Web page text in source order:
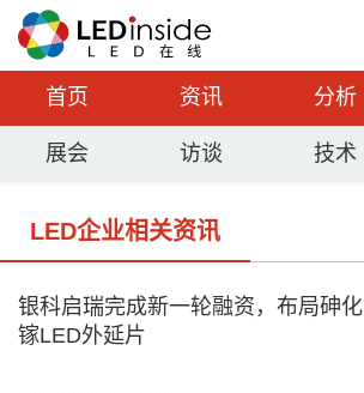
首页 资讯 分析
展会 访谈 技术
LED企业相关资讯
银科启瑞完成新一轮融资，布局砷化
镓LED外延片